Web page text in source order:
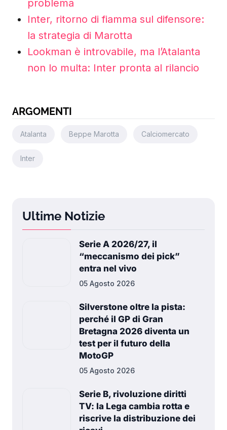
problema
Inter, ritorno di fiamma sul difensore:
la strategia di Marotta
Lookman è introvabile, ma l’Atalanta
non lo multa: Inter pronta al rilancio
ARGOMENTI
Atalanta Beppe Marotta Calciomercato
Inter
Ultime Notizie
Serie A 2026/27, il
“meccanismo dei pick”
entra nel vivo
05 Agosto 2026
Silverstone oltre la pista:
perché il GP di Gran
Bretagna 2026 diventa un
test per il futuro della
MotoGP
05 Agosto 2026
Serie B, rivoluzione diritti
TV: la Lega cambia rotta e
riscrive la distribuzione dei